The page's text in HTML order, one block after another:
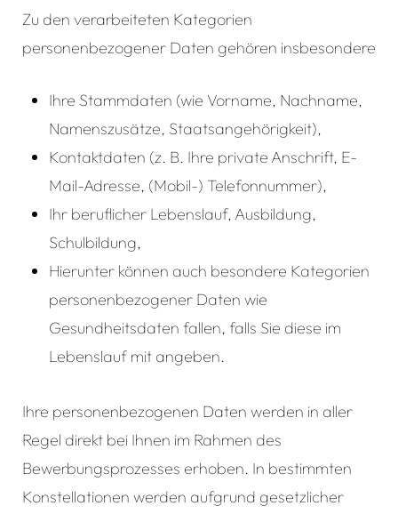
Zu den verarbeiteten Kategorien
personenbezogener Daten gehören insbesondere
Ihre Stammdaten (wie Vorname, Nachname,
Namenszusätze, Staatsangehörigkeit),
Kontaktdaten (z. B. Ihre private Anschrift, E-
Mail-Adresse, (Mobil-) Telefonnummer),
Ihr beruflicher Lebenslauf, Ausbildung,
Schulbildung,
Hierunter können auch besondere Kategorien
personenbezogener Daten wie
Gesundheitsdaten fallen, falls Sie diese im
Lebenslauf mit angeben.
Ihre personenbezogenen Daten werden in aller
Regel direkt bei Ihnen im Rahmen des
Bewerbungsprozesses erhoben. In bestimmten
Konstellationen werden aufgrund gesetzlicher